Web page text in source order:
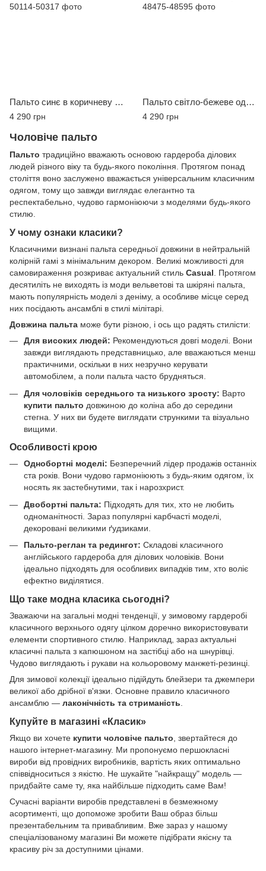
Пальто синє в коричневу клітинку MCR, розмір 56
4 290 грн
Пальто світло-бежеве однотонне MCR, розмір 52
4 290 грн
Чоловіче пальто
Пальто традиційно вважають основою гардероба ділових
людей різного віку та будь-якого покоління. Протягом понад
століття воно заслужено вважається універсальним класичним
одягом, тому що завжди виглядає елегантно та
респектабельно, чудово гармоніюючи з моделями будь-якого
стилю.
У чому ознаки класики?
Класичними визнані пальта середньої довжини в нейтральній
колірній гамі з мінімальним декором. Великі можливості для
самовираження розкриває актуальний стиль Casual . Протягом
десятиліть не виходять із моди вельветові та шкіряні пальта,
мають популярність моделі з деніму, а особливе місце серед
них посідають ансамблі в стилі мілітарі.
Довжина пальта може бути різною, і ось що радять стилісти:
Для високих людей: Рекомендуються довгі моделі. Вони
завжди виглядають представницько, але вважаються менш
практичними, оскільки в них незручно керувати
автомобілем, а поли пальта часто брудняться.
Для чоловіків середнього та низького зросту: Варто
купити пальто довжиною до коліна або до середини
стегна. У них ви будете виглядати стрункими та візуально
вищими.
Особливості крою
Однобортні моделі: Безперечний лідер продажів останніх
ста років. Вони чудово гармоніюють з будь-яким одягом, їх
носять як застебнутими, так і нарозхрист.
Двобортні пальта: Підходять для тих, хто не любить
одноманітності. Зараз популярні карбчасті моделі,
декоровані великими ґудзиками.
Пальто-реглан та редингот: Складові класичного
англійського гардероба для ділових чоловіків. Вони
ідеально підходять для особливих випадків тим, хто воліє
ефектно виділятися.
Що таке модна класика сьогодні?
Зважаючи на загальні модні тенденції, у зимовому гардеробі
класичного верхнього одягу цілком доречно використовувати
елементи спортивного стилю. Наприклад, зараз актуальні
класичні пальта з капюшоном на застібці або на шнурівці.
Чудово виглядають і рукави на кольоровому манжеті-резинці.
Для зимової колекції ідеально підійдуть блейзери та джемпери
великої або дрібної в'язки. Основне правило класичного
ансамблю — лаконічність та стриманість
Купуйте в магазині «Класик»
Якщо ви хочете купити чоловіче пальто , звертайтеся до
нашого інтернет-магазину. Ми пропонуємо першокласні
вироби від провідних виробників, вартість яких оптимально
співвідноситься з якістю. Не шукайте "найкращу" модель —
придбайте саме ту, яка найбільше підходить саме Вам!
Сучасні варіанти виробів представлені в безмежному
асортименті, що допоможе зробити Ваш образ більш
презентабельним та привабливим. Вже зараз у нашому
спеціалізованому магазині Ви можете підібрати якісну та
красиву річ за доступними цінами.